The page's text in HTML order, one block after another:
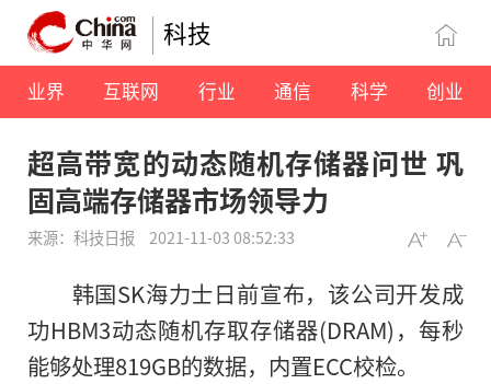
科技
业界 互联网 行业 通信 科学 创业
超高带宽的动态随机存储器问世 巩
固高端存储器市场领导力
来源：科技日报 2021-11-03 08:52:33
韩国SK海力士日前宣布，该公司开发成
功HBM3动态随机存取存储器(DRAM)，每秒
能够处理819GB的数据，内置ECC校检。